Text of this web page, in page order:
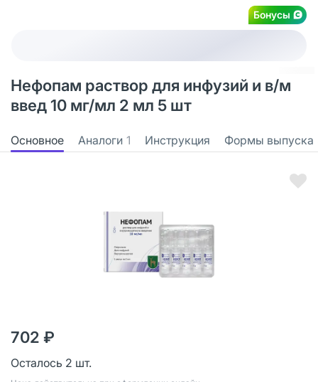
Бонусы
Нефопам раствор для инфузий и в/м
введ 10 мг/мл 2 мл 5 шт
Основное Аналоги 1 Инструкция Формы выпуска
702 ₽
Осталось 2 шт.